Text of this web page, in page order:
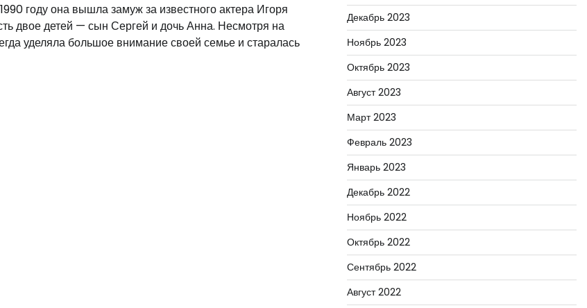
году она вышла замуж за известного актера Игоря
двое детей — сын Сергей и дочь Анна. Несмотря на
уделяла большое внимание своей семье и старалась
Декабрь 2023
Ноябрь 2023
Октябрь 2023
Август 2023
Март 2023
Февраль 2023
Январь 2023
Декабрь 2022
Ноябрь 2022
Октябрь 2022
Сентябрь 2022
Август 2022